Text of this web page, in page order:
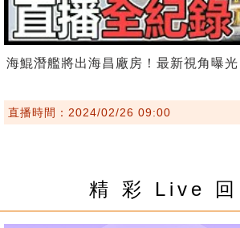
海鯤潛艦將出海昌廠房！最新視角曝光
直播時間：2024/02/26 09:00
精 彩 Live 回